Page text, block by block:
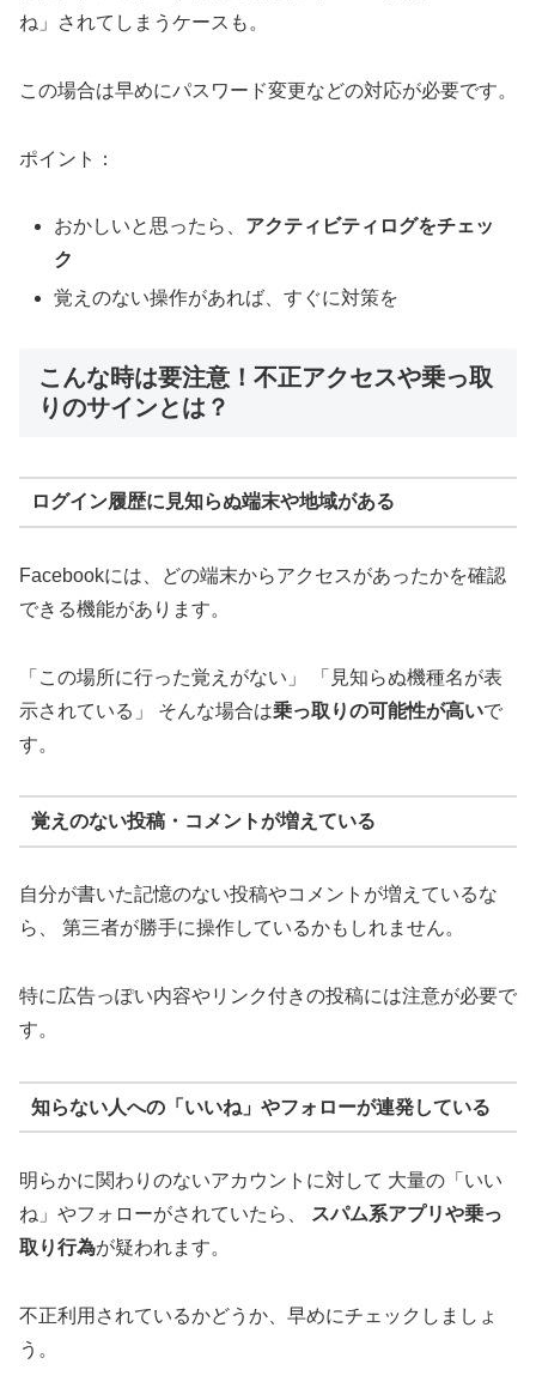
ね」されてしまうケースも。
この場合は早めにパスワード変更などの対応が必要です。
ポイント：
おかしいと思ったら、 アクティビティログをチェッ
ク
覚えのない操作があれば、すぐに対策を
こんな時は要注意！不正アクセスや乗っ取
りのサインとは？
ログイン履歴に見知らぬ端末や地域がある
Facebookには、どの端末からアクセスがあったかを確認
できる機能があります。
「この場所に行った覚えがない」 「見知らぬ機種名が表
示されている」 そんな場合は乗っ取りの可能性が高いで
す。
覚えのない投稿・コメントが増えている
自分が書いた記憶のない投稿やコメントが増えているな
ら、 第三者が勝手に操作しているかもしれません。
特に広告っぽい内容やリンク付きの投稿には注意が必要で
す。
知らない人への「いいね」やフォローが連発している
明らかに関わりのないアカウントに対して 大量の「いい
ね」やフォローがされていたら、
スパム系アプリや乗っ
取り行為が疑われます。
不正利用されているかどうか、早めにチェックしましょ
う。